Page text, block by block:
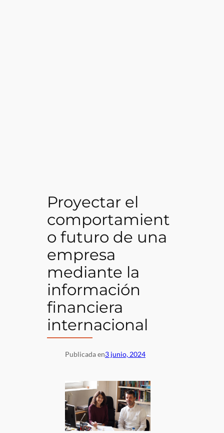
Proyectar el
comportamient
o futuro de una
empresa
mediante la
información
financiera
internacional
Publicada en3 junio, 2024